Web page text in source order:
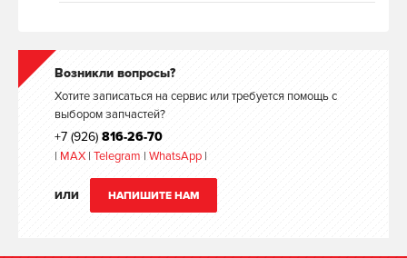
Возникли вопросы?
Хотите записаться на сервис или требуется помощь с
выбором запчастей?
+7 (926) 816-26-70
| MAX | Telegram | WhatsApp |
ИЛИ НАПИШИТЕ НАМ